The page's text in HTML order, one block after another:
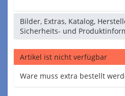
Bilder, Extras, Katalog,
Sicherheits- und
Artikel ist nicht verfügbar
Ware muss extra bestellt